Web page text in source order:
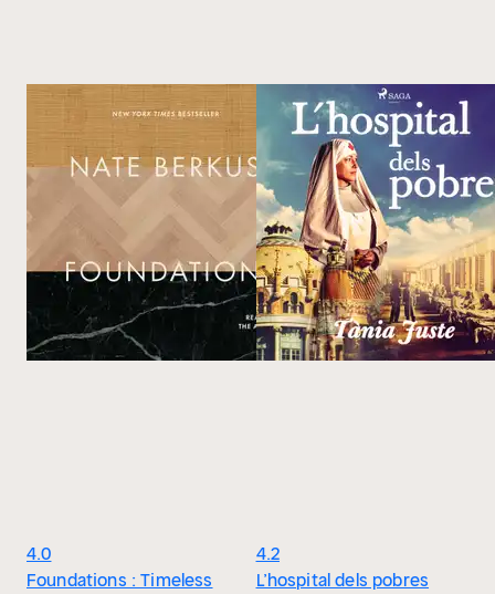
4.0
Foundations : Timeless
4.2
L’hospital dels pobres